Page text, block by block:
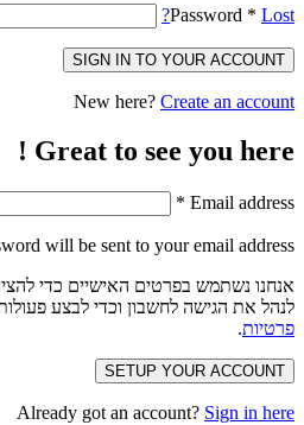
Password * Lost?
SIGN IN TO YOUR ACCOUNT
New here? Create an account
Great to see you here !
Email address
*
will be sent to your email address.
אנחנו נשתמש בפרטים האישיים כדי
לנהל את הגישה לחשבון וכדי לבצע
פרטיות.
SETUP YOUR ACCOUNT
Already got an account? Sign in here